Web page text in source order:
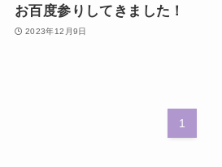
お百度参りしてきました！
2023年12月9日
1